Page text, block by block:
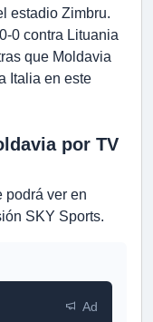
estadio Zimbru.
0 contra Lituania
que Moldavia
Italia en este
por TV
podrá ver en
SKY Sports.
Ad